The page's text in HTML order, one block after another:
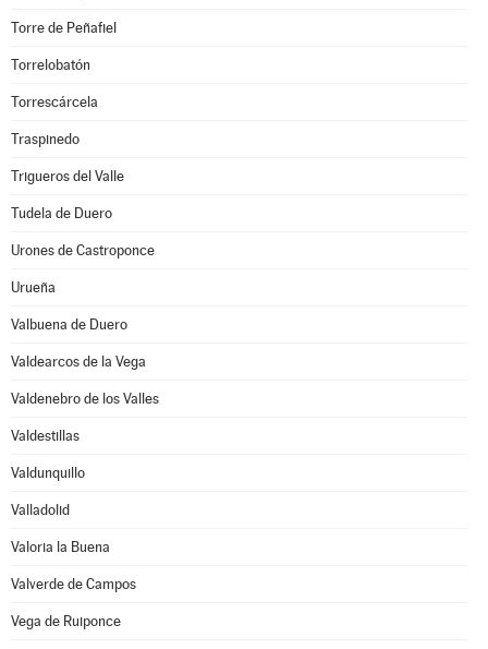
Torre de Peñafiel
Torrelobatón
Torrescárcela
Traspinedo
Trigueros del Valle
Tudela de Duero
Urones de Castroponce
Urueña
Valbuena de Duero
Valdearcos de la Vega
Valdenebro de los Valles
Valdestillas
Valdunquillo
Valladolid
Valoria la Buena
Valverde de Campos
Vega de Ruiponce